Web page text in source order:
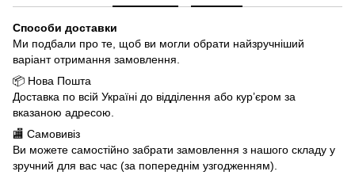
Способи доставки
Ми подбали про те, щоб ви могли обрати найзручніший
варіант отримання замовлення.
📦 Нова Пошта
Доставка по всій Україні до відділення або кур’єром за
вказаною адресою.
🏬 Самовивіз
Ви можете самостійно забрати замовлення з нашого складу у
зручний для вас час (за попереднім узгодженням).